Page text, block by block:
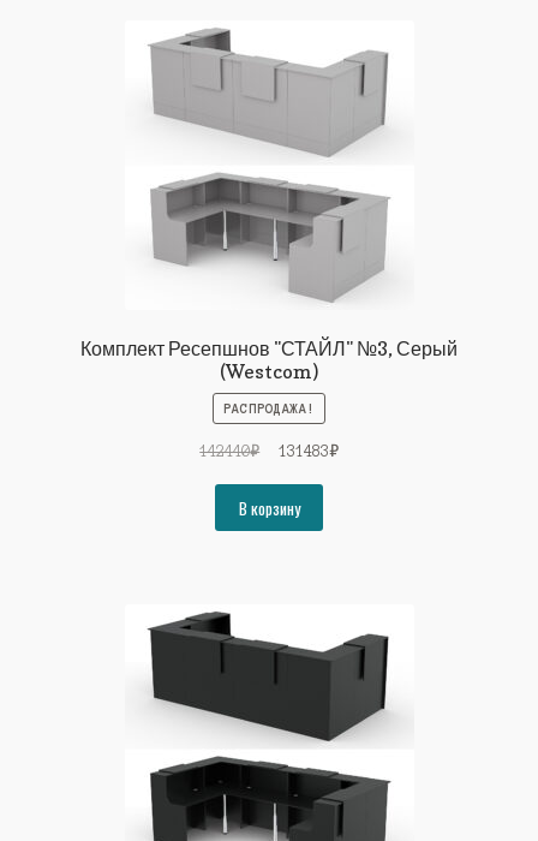
Комплект Ресепшнов "СТАЙЛ" №3, Серый
(Westcom)
РАСПРОДАЖА!
142440₽
Первоначальная
составляла
142440₽.
131483₽Текущая
В корзину